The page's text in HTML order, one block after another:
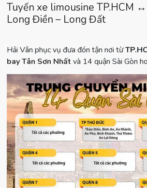
Tuyến xe limousine TP.HCM
Long Điền – Long Đất
Hải Vân phục vụ đưa đón tận nơi từ
bay Tân Sơn Nhất và 14 quận Sài Gòn